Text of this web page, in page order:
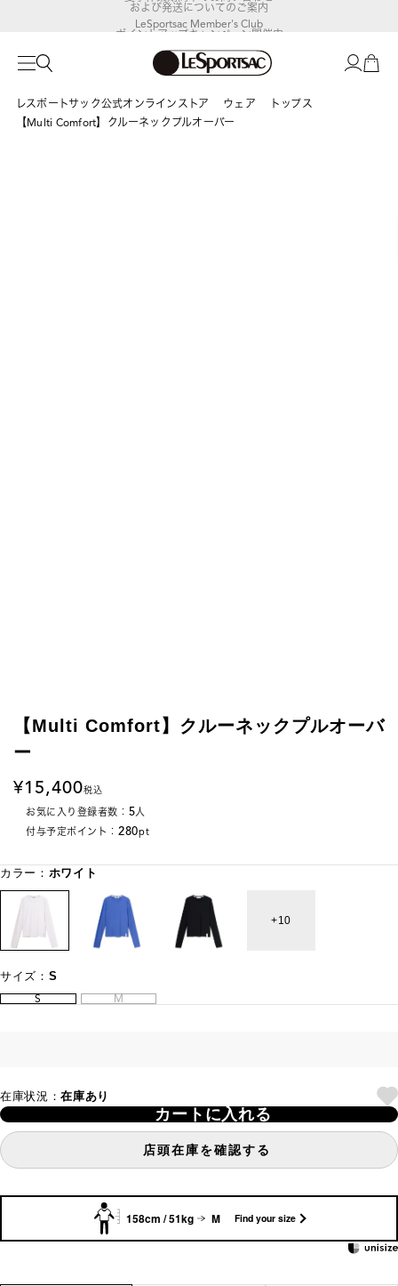
LeSportsac Member's Club
ポイントアップキャンペーン開催中
レスポートサック公式オンラインストア ウェア
トップス
【Multi Comfort】クルーネックプルオーバー
【Multi Comfort】クルーネックプルオーバ
ー
15,400税込
お気に入り登録者数： 5人
付与予定ポイント： 280pt
カラー： ホワイト
10
サイズ： S
S
M
在庫状況：在庫あり
カートに入れる
店頭在庫を確認する
158cm / 51kg M Find your size